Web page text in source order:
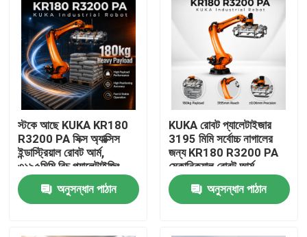
স্টকে আছে KUKA KR180
R3200 PA সিক্স অ্যাক্সিস
ইন্ডাস্ট্রিয়াল রোবট আর্ম,
৩১৯৫মিমি রিচ প্যালেটাইজিং
হ্যান্ডলিং রোবোটিক আর্ম
অনুসন্ধান পাঠান
KUKA রোবট প্যালেটাইজার
3195 মিমি সর্বোচ্চ নাগালের
জন্য KR180 R3200 PA
মেকানিক্যাল রোবট আর্ম
অনুসন্ধান পাঠান